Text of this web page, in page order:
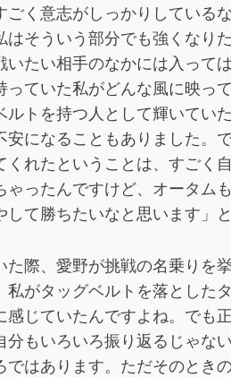
く意志がしっかりしてい
そういう部分でも強くな
たい相手のなかには入っ
ていた私がどんな風に映っ
トを持つ人として輝いて
になることもありました
れたということは、すごく
ったんですけど、オータ
て勝ちたいなと思います」
際、愛野が挑戦の名乗り
がタッグベルトを落とし
じていたんですよね。で
もいろいろ振り返るじゃ
はあります。ただそのとき